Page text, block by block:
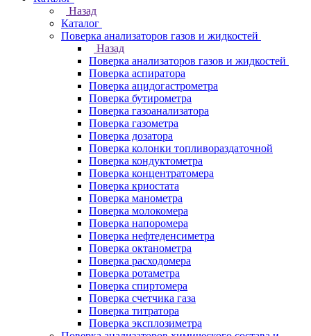
Назад
Каталог
Поверка анализаторов газов и жидкостей
Назад
Поверка анализаторов газов и жидкостей
Поверка аспиратора
Поверка ацидогастрометра
Поверка бутирометра
Поверка газоанализатора
Поверка газометра
Поверка дозатора
Поверка колонки топливораздаточной
Поверка кондуктометра
Поверка концентратомера
Поверка криостата
Поверка манометра
Поверка молокомера
Поверка напоромера
Поверка нефтеденсиметра
Поверка октанометра
Поверка расходомера
Поверка ротаметра
Поверка спиртомера
Поверка счетчика газа
Поверка титратора
Поверка эксплозиметра